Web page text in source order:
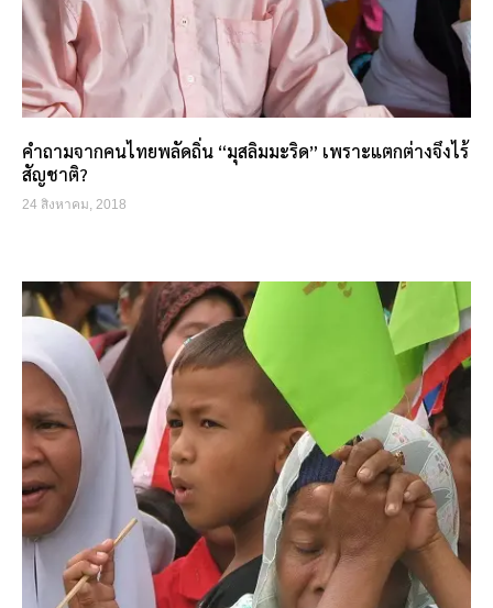
คำถามจากคนไทยพลัดถิ่น “มุสลิมมะริด” เพราะแตกต่างจึงไร้
สัญชาติ?
24 สิงหาคม, 2018